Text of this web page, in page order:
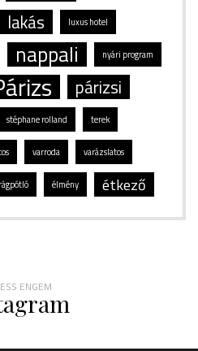
lakás luxus hotel
nappali nyári program
párizsi
stéphane rolland terek
varroda varázslatos
élmény étkező
ENGEM